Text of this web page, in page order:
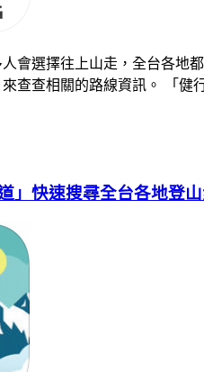
會選擇往上山走，全台各地
查查相關的路線資訊。 「
」快速搜尋全台各地登